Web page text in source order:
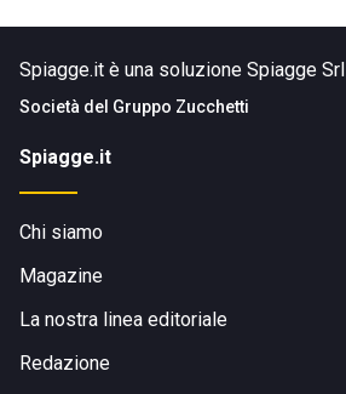
Spiagge.it è una soluzione Spiagge Srl
Società del Gruppo Zucchetti
Spiagge.it
Chi siamo
Magazine
La nostra linea editoriale
Redazione